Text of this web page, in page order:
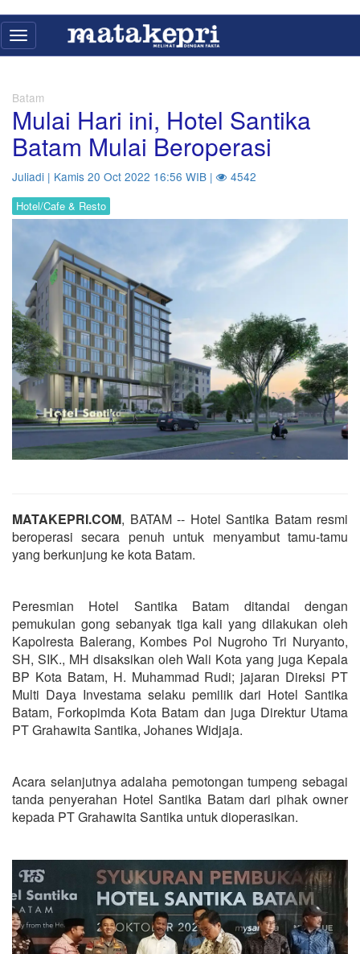
Toggle
navigation
Batam
Mulai Hari ini, Hotel Santika
Batam Mulai Beroperasi
Juliadi | Kamis 20 Oct 2022 16:56 WIB | 4542
Hotel/Cafe & Resto
MATAKEPRI.COM, BATAM -- Hotel Santika Batam resmi
beroperasi secara penuh untuk menyambut tamu-tamu
yang berkunjung ke kota Batam.
Peresmian Hotel Santika Batam ditandai dengan
pemukulan gong sebanyak tiga kali yang dilakukan oleh
Kapolresta Balerang, Kombes Pol Nugroho Tri Nuryanto,
SH, SIK., MH disaksikan oleh Wali Kota yang juga Kepala
BP Kota Batam, H. Muhammad Rudi; jajaran Direksi PT
Multi Daya Investama selaku pemilik dari Hotel Santika
Batam, Forkopimda Kota Batam dan juga Direktur Utama
PT Grahawita Santika, Johanes Widjaja.
Acara selanjutnya adalaha pemotongan tumpeng sebagai
tanda penyerahan Hotel Santika Batam dari pihak owner
kepada PT Grahawita Santika untuk dioperasikan.